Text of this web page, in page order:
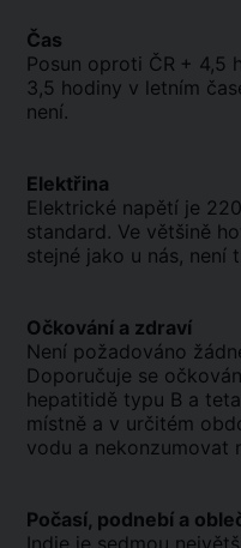
Čas
Posun oproti ČR + 4,5
3,5 hodiny v letním
není.
Elektřina
Elektrické napětí je
standard. Ve většině
stejné jako u nás, není
Očkování a zdraví
Není požadováno
Doporučuje se
hepatitidě typu B a
místně a v určitém
vodu a nekonzumovat
Počasí, podnebí a
Indie je sedmou